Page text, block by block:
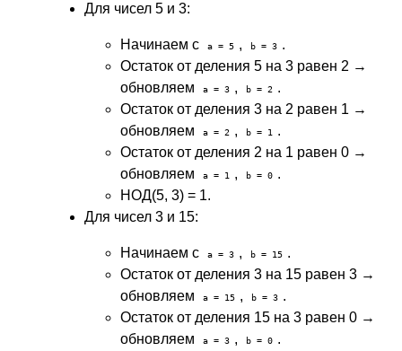
Для чисел 5 и 3:
Начинаем с a = 5 , b = 3 .
Остаток от деления 5 на 3 равен 2 →
обновляем
a = 3 , b = 2 .
Остаток от деления 3 на 2 равен 1 →
обновляем
a = 2 , b = 1
.
Остаток от деления 2 на 1 равен 0 →
обновляем
a = 1 , b = 0 .
НОД(5, 3) = 1.
Для чисел 3 и 15:
Начинаем с a = 3 , b = 15 .
Остаток от деления 3 на 15 равен 3 →
обновляем
a = 15 , b = 3 .
Остаток от деления 15 на 3 равен 0 →
обновляем
a = 3 , b = 0 .